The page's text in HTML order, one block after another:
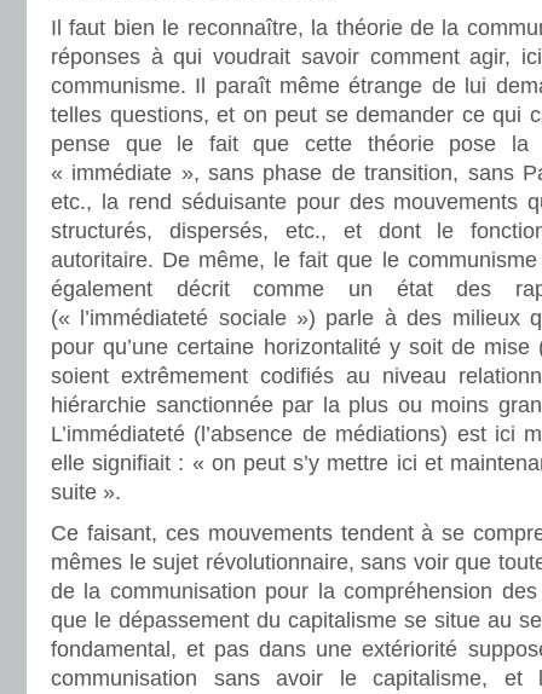
Il faut bien le reconnaître, la théorie de la
réponses à qui voudrait savoir comment agir,
communisme. Il paraît même étrange de lui
telles questions, et on peut se demander ce qui
pense que le fait que cette théorie pose la
« immédiate », sans phase de transition, sans
etc., la rend séduisante pour des mouvements
structurés, dispersés, etc., et dont le
autoritaire. De même, le fait que le
également décrit comme un état des
(« l’immédiateté sociale ») parle à des milieux
pour qu’une certaine horizontalité y soit de
soient extrêmement codifiés au niveau
hiérarchie sanctionnée par la plus ou moins
L’immédiateté (l’absence de médiations) est ici
elle signifiait : « on peut s’y mettre ici et
suite ».
Ce faisant, ces mouvements tendent à se
mêmes le sujet révolutionnaire, sans voir que
de la communisation pour la compréhension
que le dépassement du capitalisme se situe au
fondamental, et pas dans une extériorité
communisation sans avoir le capitalisme, et